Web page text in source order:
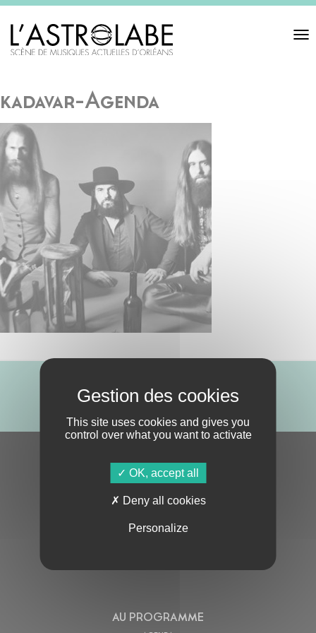
Toggle
kadavar-Agenda
ABONNE-TOI !
S'ABONNER À LA NEWSLETTER
AU PROGRAMME
This site uses cookies and gives you
control over what you want to activate
OK, accept all
Deny all cookies
Personalize